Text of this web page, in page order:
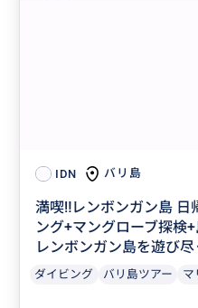
IDN バリ島
満喫‼️レンボンガン島 日
ング+マングローブ探検
レンボンガン島を遊び
ダイビング バリ島ツアー マ